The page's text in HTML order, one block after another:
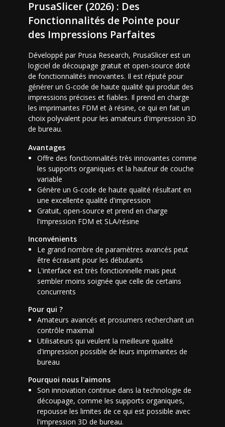
PrusaSlicer (2026) : Des
Fonctionnalités de Pointe pour
des Impressions Parfaites
Développé par Prusa Research, PrusaSlicer est un
logiciel de découpage gratuit et open-source doté
de fonctionnalités innovantes. Il est réputé pour
générer un G-code de haute qualité qui produit des
impressions précises et fiables. Il prend en charge
les imprimantes FDM et à résine, ce qui en fait un
choix polyvalent pour les amateurs d'impression 3D
de bureau.
Avantages
Offre des fonctionnalités très innovantes comme
les supports organiques et la hauteur de couche
variable
Génère un G-code de haute qualité résultant en
une excellente qualité d'impression
Gratuit, open-source et prend en charge
l'impression FDM et SLA/résine
Inconvénients
Le grand nombre de paramètres avancés peut
être écrasant pour les débutants
L'interface est très fonctionnelle mais peut
sembler moins soignée que celle de certains
concurrents
Pour qui ?
Amateurs avancés et prosumers recherchant un
contrôle maximal
Utilisateurs qui veulent la meilleure qualité
d'impression possible de leurs imprimantes de
bureau
Pourquoi nous l'aimons
Son innovation continue dans la technologie de
découpage, comme les supports organiques,
repousse les limites de ce qui est possible avec
l'impression 3D de bureau.